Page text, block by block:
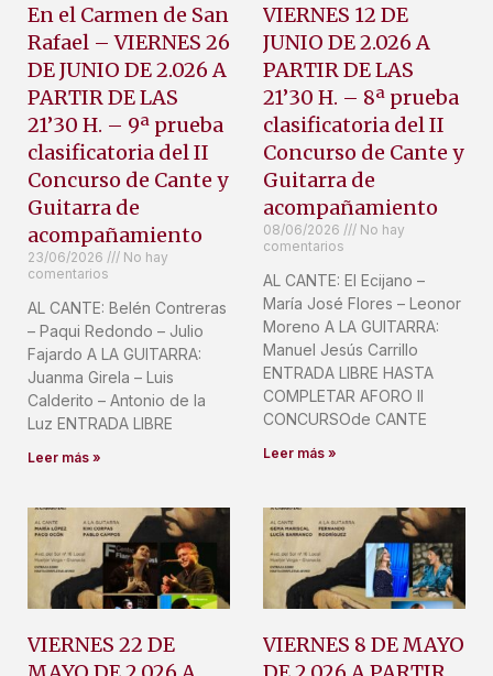
En el Carmen de San
Rafael – VIERNES 26
DE JUNIO DE 2.026 A
PARTIR DE LAS
21’30 H. – 9ª prueba
clasificatoria del II
Concurso de Cante y
Guitarra de
acompañamiento
23/06/2026
No hay
comentarios
AL CANTE: Belén Contreras
– Paqui Redondo – Julio
Fajardo A LA GUITARRA:
Juanma Girela – Luis
Calderito – Antonio de la
Luz ENTRADA LIBRE
Leer más »
VIERNES 12 DE
JUNIO DE 2.026 A
PARTIR DE LAS
21’30 H. – 8ª prueba
clasificatoria del II
Concurso de Cante y
Guitarra de
acompañamiento
08/06/2026
No hay
comentarios
AL CANTE: El Ecijano –
María José Flores – Leonor
Moreno A LA GUITARRA:
Manuel Jesús Carrillo
ENTRADA LIBRE HASTA
COMPLETAR AFORO II
CONCURSOde CANTE
Leer más »
VIERNES 22 DE
VIERNES 8 DE MAYO